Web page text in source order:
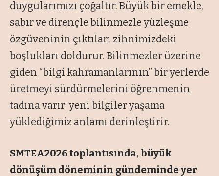
duygularımızı çoğaltır. Büyük bir emekle,
sabır ve dirençle bilinmezle yüzleşme
özgüveninin çıktıları zihnimizdeki
boşlukları doldurur. Bilinmezler üzerine
giden “bilgi kahramanlarının” bir yerlerde
üretmeyi sürdürmelerini öğrenmenin
tadına varır; yeni bilgiler yaşama
yüklediğimiz anlamı derinleştirir.
SMTEA2026 toplantısında, büyük
dönüşüm döneminin gündeminde yer